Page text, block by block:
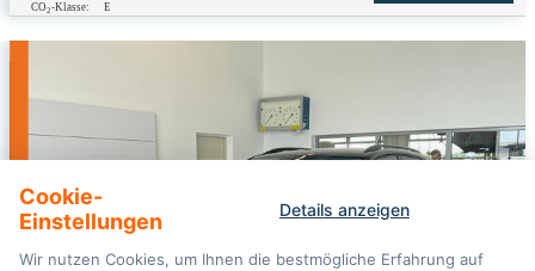
CO2-Klasse: E
Cookie-
Einstellungen
Details anzeigen
Wir nutzen Cookies, um Ihnen die bestmögliche Erfahrung auf